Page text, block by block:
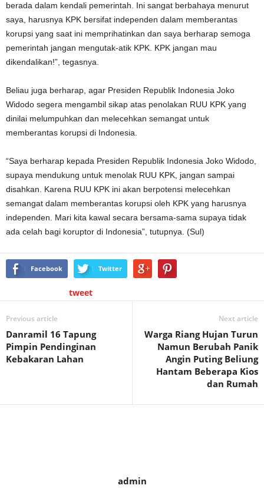
berada dalam kendali pemerintah. Ini sangat berbahaya menurut
saya, harusnya KPK bersifat independen dalam memberantas
korupsi yang saat ini memprihatinkan dan saya berharap semoga
pemerintah jangan mengutak-atik KPK. KPK jangan mau
dikendalikan!”, tegasnya.
Beliau juga berharap, agar Presiden Republik Indonesia Joko
Widodo segera mengambil sikap atas penolakan RUU KPK yang
dinilai melumpuhkan dan melecehkan semangat untuk
memberantas korupsi di Indonesia.
“Saya berharap kepada Presiden Republik Indonesia Joko Widodo,
supaya mendukung untuk menolak RUU KPK, jangan sampai
disahkan. Karena RUU KPK ini akan berpotensi melecehkan
semangat dalam memberantas korupsi oleh KPK yang harusnya
independen. Mari kita kawal secara bersama-sama supaya tidak
ada celah bagi koruptor di Indonesia”, tutupnya. (Sul)
Facebook Twitter
tweet
Previous article
Danramil 16 Tapung
Pimpin Pendinginan
Kebakaran Lahan
Next article
Warga Riang Hujan Turun
Namun Berubah Panik
Angin Puting Beliung
Hantam Beberapa Kios
dan Rumah
admin